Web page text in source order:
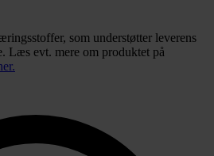
som understøtter leverens
Læs evt. mere om produktet på